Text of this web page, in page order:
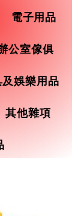
電子用品
公室傢俱
娛樂用品
其他雜項